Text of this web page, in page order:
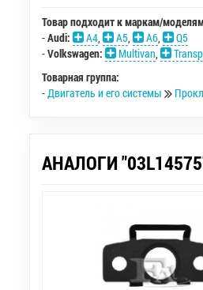
Товар подходит к маркам/
-Audi: A4, A5, A6,
Q5
-Volkswagen: Multivan,
Товарная группа:
-Двигатель и его системы
АНАЛОГИ